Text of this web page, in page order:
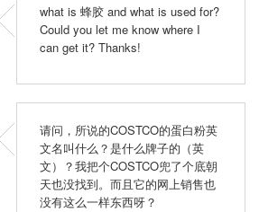
what is 蜂胶 and what is used for?
Could you let me know where I
can get it? Thanks!
请问，所说的COSTCO的蛋白粉英
文名叫什么？是什么牌子的（英
文）？我把个COSTCO兜了个底朝
天也没找到。而且它的网上销售也
没有这么一样东西呀？